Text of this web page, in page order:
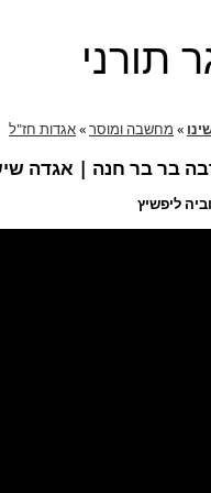
תורני
» מחשבה ומוסר»אגדות חז"ל
בר בר חנה | אגדה
ליפשיץ